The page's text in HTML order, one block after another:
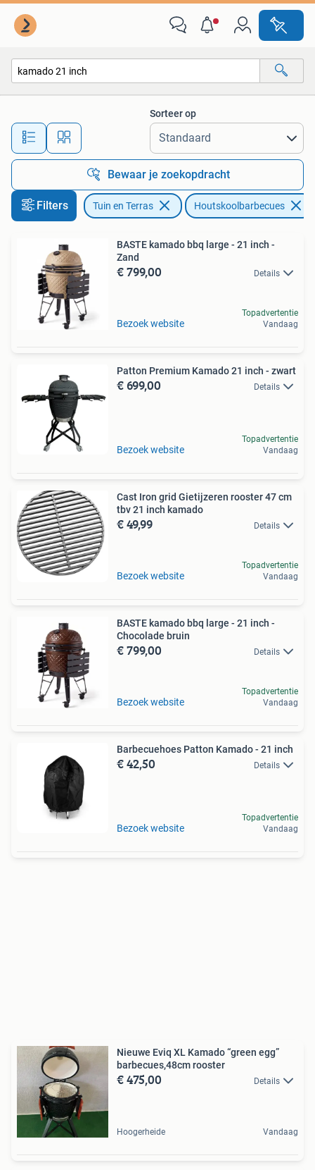
Alle afstanden…
Sorteer op
Bewaar je zoekopdracht
Filters Tuin en Terras Houtskoolbarbecues
BASTE kamado bbq large - 21 inch -
Zand
€ 799,00 Details
Bezoek website
Topadvertentie
Vandaag
Patton Premium Kamado 21 inch - zwart
€ 699,00 Details
Bezoek website
Topadvertentie
Vandaag
Cast Iron grid Gietijzeren rooster 47 cm
tbv 21 inch kamado
€ 49,99 Details
Bezoek website
Topadvertentie
Vandaag
BASTE kamado bbq large - 21 inch -
Chocolade bruin
€ 799,00 Details
Bezoek website
Topadvertentie
Vandaag
Barbecuehoes Patton Kamado - 21 inch
€ 42,50 Details
Bezoek website
Topadvertentie
Vandaag
Nieuwe Eviq XL Kamado “green egg”
barbecues,48cm rooster
€ 475,00 Details
Hoogerheide Vandaag